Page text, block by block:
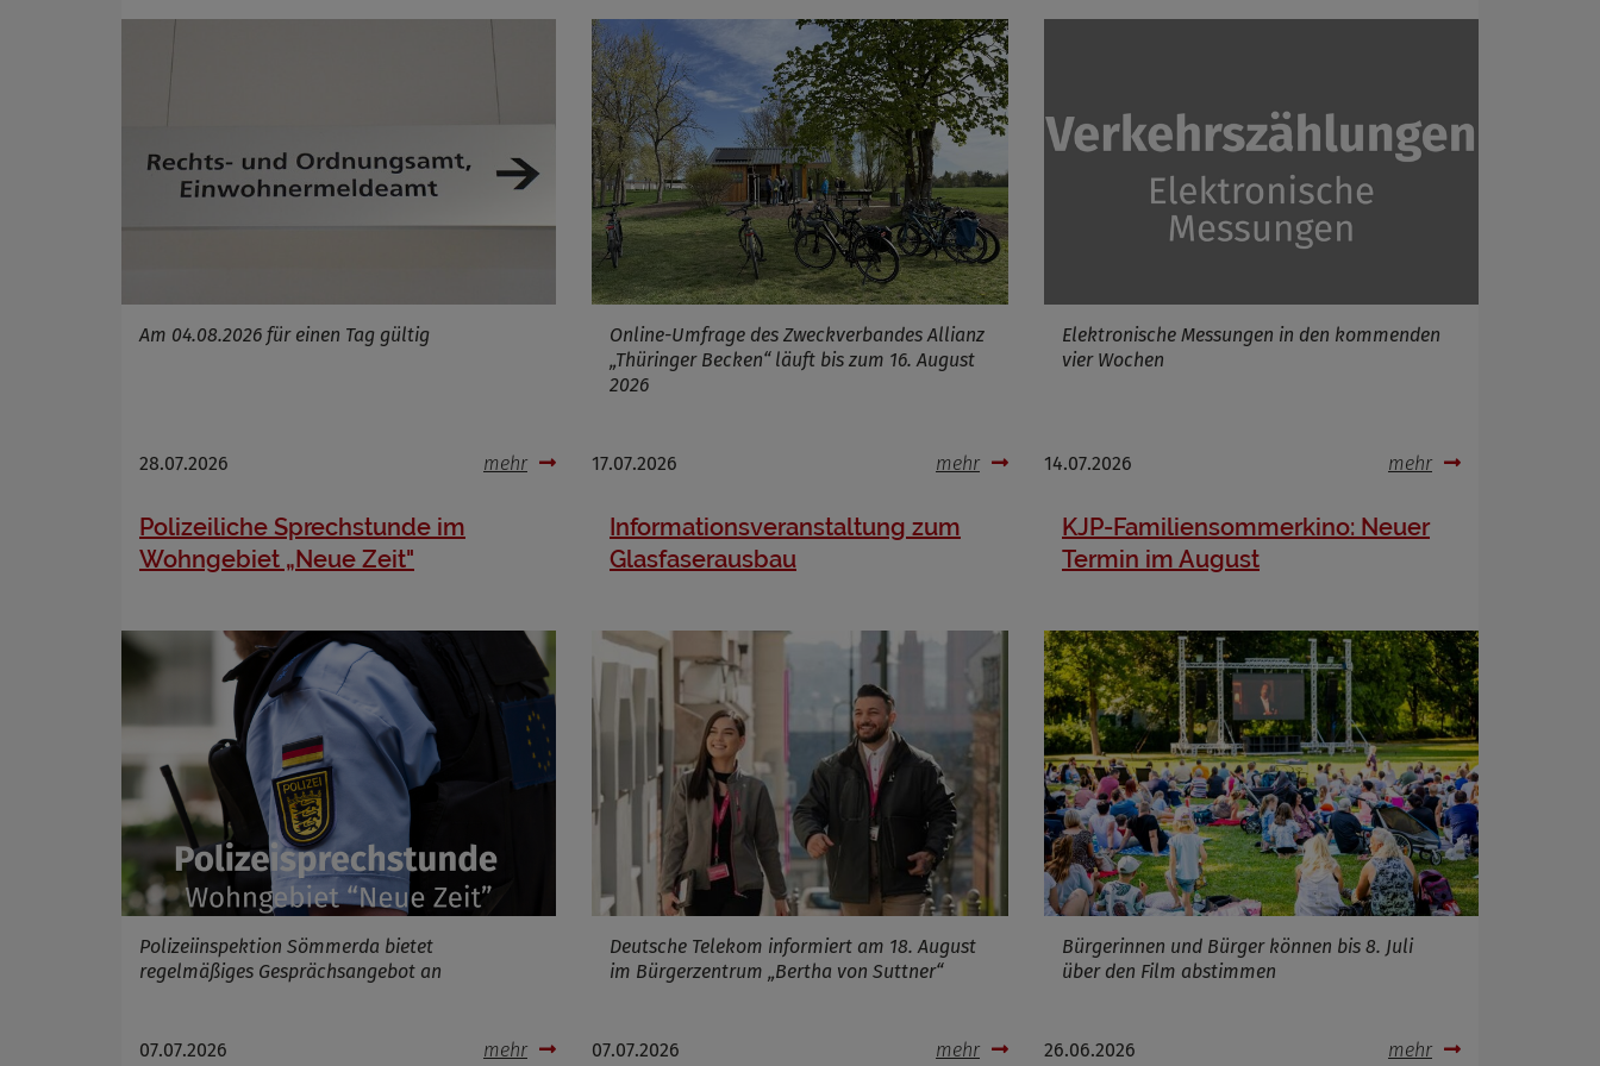
Am 04.08.2026 für einen Tag gültig
28.07.2026 mehr
Online-Umfrage des Zweckverbandes Allianz
„Thüringer Becken“ läuft bis zum 16. August
2026
17.07.2026 mehr
Elektronische Messungen in den kommenden
vier Wochen
14.07.2026 mehr
Polizeiliche Sprechstunde im
Wohngebiet „Neue Zeit"
Polizeiinspektion Sömmerda bietet
regelmäßiges Gesprächsangebot an
07.07.2026 mehr
Informationsveranstaltung zum
Glasfaserausbau
Deutsche Telekom informiert am 18. August
im Bürgerzentrum „Bertha von Suttner“
07.07.2026 mehr
KJP-Familiensommerkino: Neuer
Termin im August
Bürgerinnen und Bürger können bis 8. Juli
über den Film abstimmen
26.06.2026 mehr
Infos schließen